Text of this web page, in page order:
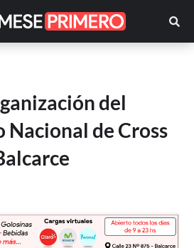
del
Nacional de Cross